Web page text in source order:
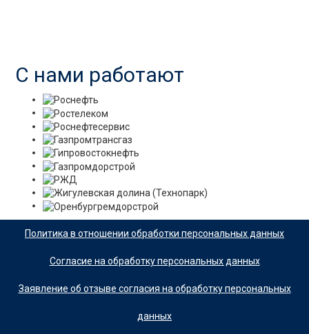
С нами работают
Политика в отношении обработки персональных данных
Согласие на обработку персональных данных
Заявление об отзыве согласия на обработку персональных
данных